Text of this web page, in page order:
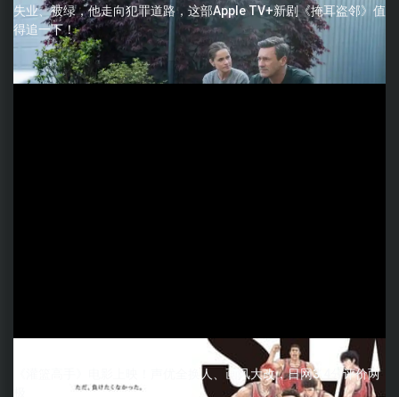
失业、被绿，他走向犯罪道路，这部Apple TV+新剧《掩耳盗邻》值
得追一下！
《灌篮高手》电影上映！声优全换人、画风大改，日网3.4分评价两